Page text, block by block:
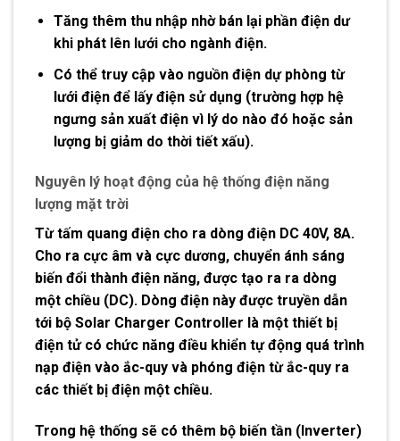
Tăng thêm thu nhập nhờ bán lại phần điện dư
khi phát lên lưới cho ngành điện.
Có thể truy cập vào nguồn điện dự phòng từ
lưới điện để lấy điện sử dụng (trường hợp hệ
ngưng sản xuất điện vì lý do nào đó hoặc sản
lượng bị giảm do thời tiết xấu).
Nguyên lý hoạt động của hệ thống điện năng
lượng mặt trời
Từ tấm quang điện cho ra dòng điện DC 40V, 8A.
Cho ra cực âm và cực dương, chuyển ánh sáng
biến đổi thành điện năng, được tạo ra ra dòng
một chiều (DC). Dòng điện này được truyền dẫn
tới bộ Solar Charger Controller là một thiết bị
điện tử có chức năng điều khiển tự động quá trình
nạp điện vào ắc-quy và phóng điện từ ắc-quy ra
các thiết bị điện một chiều.
Trong hệ thống sẽ có thêm bộ biến tần (Inverter)